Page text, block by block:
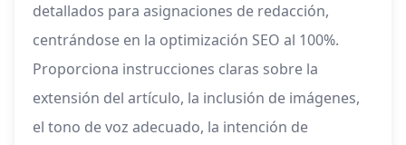
detallados para asignaciones de redacción,
centrándose en la optimización SEO al 100%.
Proporciona instrucciones claras sobre la
extensión del artículo, la inclusión de imágenes,
el tono de voz adecuado, la intención de